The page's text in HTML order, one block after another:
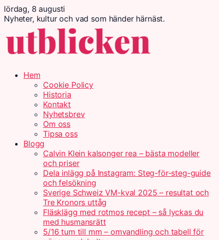
lördag, 8 augusti
Nyheter, kultur och vad som händer härnäst.
Hem
Cookie Policy
Historia
Kontakt
Nyhetsbrev
Om oss
Tipsa oss
Blogg
Calvin Klein kalsonger rea – bästa modeller
och priser
Dela inlägg på Instagram: Steg-för-steg-guide
och felsökning
Sverige Schweiz VM-kval 2025 – resultat och
Tre Kronors uttåg
Fläsklägg med rotmos recept – så lyckas du
med husmansrätt
5/16 tum till mm – omvandling och tabell för